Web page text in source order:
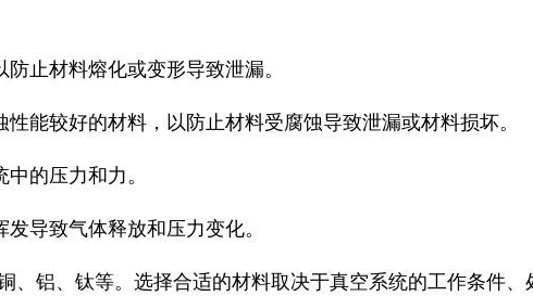
止材料熔化或变形导致泄漏。
能较好的材料，以防止材料受腐蚀导致泄漏或材料损坏。
的压力和力。
导致气体释放和压力变化。
铝、钛等。选择合适的材料取决于真空系统的工作条件